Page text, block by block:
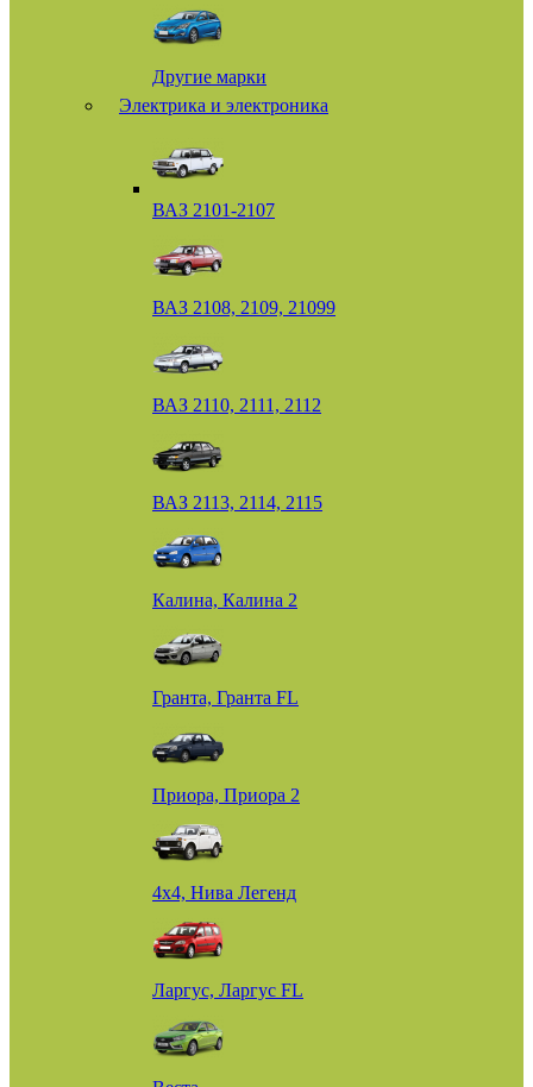
Другие марки
Электрика и электроника
ВАЗ 2101-2107
ВАЗ 2108, 2109, 21099
ВАЗ 2110, 2111, 2112
ВАЗ 2113, 2114, 2115
Калина, Калина 2
Гранта, Гранта FL
Приора, Приора 2
4х4, Нива Легенд
Ларгус, Ларгус FL